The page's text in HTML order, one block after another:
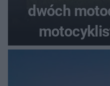
dwóch